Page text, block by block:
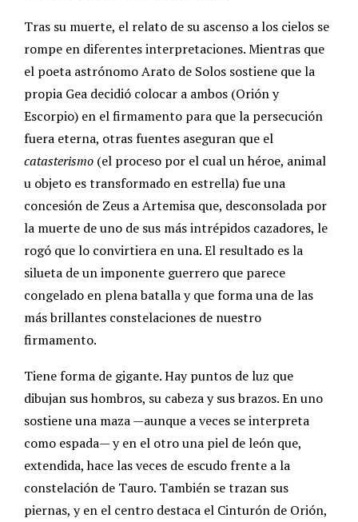
Tras su muerte, el relato de su ascenso a los cielos se
rompe en diferentes interpretaciones. Mientras que
el poeta astrónomo Arato de Solos sostiene que la
propia Gea decidió colocar a ambos (Orión y
Escorpio) en el firmamento para que la persecución
fuera eterna, otras fuentes aseguran que el
catasterismo (el proceso por el cual un héroe, animal
u objeto es transformado en estrella) fue una
concesión de Zeus a Artemisa que, desconsolada por
la muerte de uno de sus más intrépidos cazadores, le
rogó que lo convirtiera en una. El resultado es la
silueta de un imponente guerrero que parece
congelado en plena batalla y que forma una de las
más brillantes constelaciones de nuestro
firmamento.
Tiene forma de gigante. Hay puntos de luz que
dibujan sus hombros, su cabeza y sus brazos. En uno
sostiene una maza —aunque a veces se interpreta
como espada— y en el otro una piel de león que,
extendida, hace las veces de escudo frente a la
constelación de Tauro. También se trazan sus
piernas, y en el centro destaca el Cinturón de Orión,